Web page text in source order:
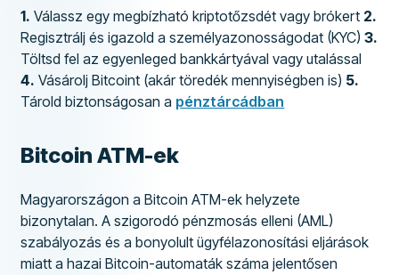
1. Válassz egy megbízható kriptotőzsdét vagy brókert 2.
Regisztrálj és igazold a személyazonosságodat (KYC)3.
Töltsd fel az egyenleged bankkártyával vagy utalással
4. Vásárolj Bitcoint (akár töredék mennyiségben is) 5.
Tárold biztonságosan a pénztárcádban
Bitcoin ATM-ek
Magyarországon a Bitcoin ATM-ek helyzete
bizonytalan. A szigorodó pénzmosás elleni (AML)
szabályozás és a bonyolult ügyfélazonosítási eljárások
miatt a hazai Bitcoin-automaták száma jelentősen